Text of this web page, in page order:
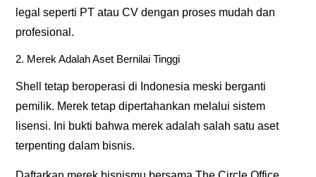
legal seperti PT atau CV dengan proses mudah dan
profesional.
2. Merek Adalah Aset Bernilai Tinggi
Shell tetap beroperasi di Indonesia meski berganti
pemilik. Merek tetap dipertahankan melalui sistem
lisensi. Ini bukti bahwa merek adalah salah satu aset
terpenting dalam bisnis.